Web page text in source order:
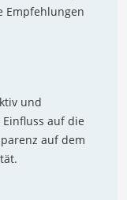
Empfehlungen
und
auf die
auf dem